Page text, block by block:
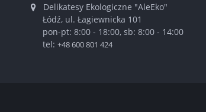
Delikatesy Ekologiczne "AleEko"
Łódź, ul. Łagiewnicka 101
pon-pt: 8:00 - 18:00, sb: 8:00 - 14:00
tel: +48 600 801 424